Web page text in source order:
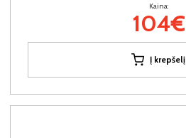
Kaina:
104€
Į krepšelį